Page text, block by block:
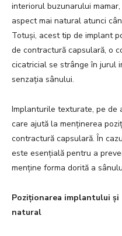
interiorul buzunarului
aspect mai natural atunci
Totuși, acest tip de implant
de contractură capsulară, o
cicatricial se strânge în jurul
senzația sânului.
Implanturile texturate, pe de
care ajută la menținerea
contractură capsulară. În
este esențială pentru a
menține forma dorită a
Poziționarea implantului
natural